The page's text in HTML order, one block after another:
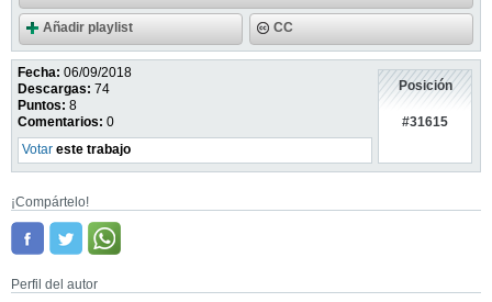
Añadir playlist CC
Fecha: 06/09/2018
Descargas: 74
Puntos: 8
Comentarios: 0
Votar este trabajo
Posición
#31615
¡Compártelo!
Perfil del autor